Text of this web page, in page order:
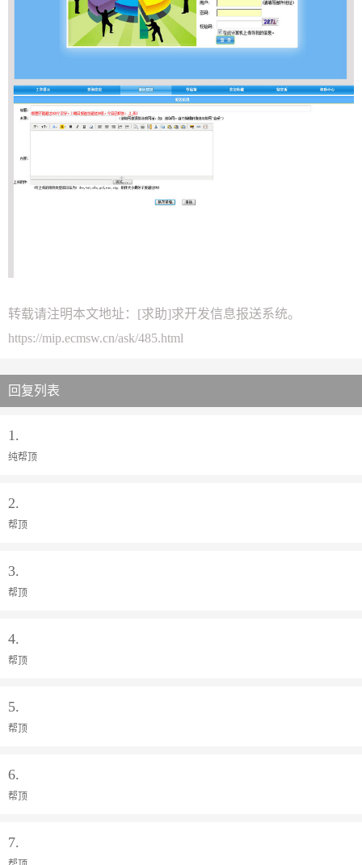
转载请注明本文地址： [求助]求开发信息报送系统。
https://mip.ecmsw.cn/ask/485.html
回复列表
1.
纯帮顶
2.
帮顶
3.
帮顶
4.
帮顶
5.
帮顶
6.
帮顶
7.